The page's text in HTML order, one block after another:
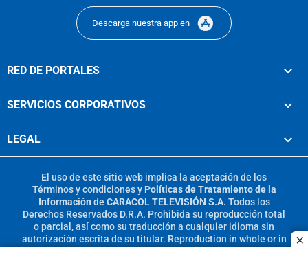
Descarga nuestra app en
RED DE PORTALES
SERVICIOS CORPORATIVOS
LEGAL
El uso de este sitio web implica la aceptación de los
Términos y condicionesy Políticas de Tratamiento de la
Información de CARACOL TELEVISIÓN S.A. Todos los
Derechos Reservados D.R.A. Prohibida su reproducción total
o parcial, así como su traducción a cualquier idioma sin
autorización escrita de su titular. Reproduction in whole or in